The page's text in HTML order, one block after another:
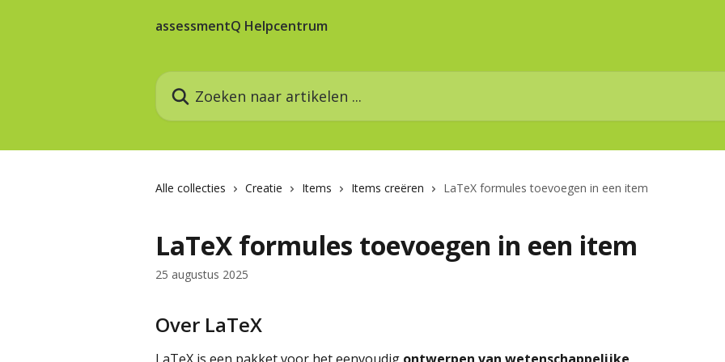
assessmentQ Helpcentrum
Zoeken naar artikelen ...
Alle collecties Creatie Items Items creëren LaTeX formules toevoegen in een item
LaTeX formules toevoegen in een item
25 augustus 2025
Over LaTeX